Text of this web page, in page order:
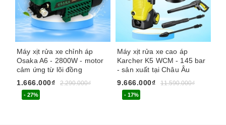
Máy xịt rửa xe chỉnh áp
Osaka A6 - 2800W - motor
cảm ứng từ lõi đồng
1.666.000₫
2.290.000₫
- 27%
Máy xịt rửa xe cao áp
Karcher K5 WCM - 145 bar
- sản xuất tại Châu Âu
9.666.000₫
11.590.000₫
- 17%